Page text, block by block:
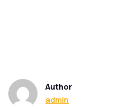
Author
admin